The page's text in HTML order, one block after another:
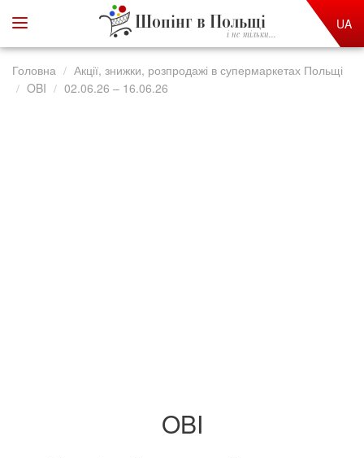
Шопінг в Польщі
і не тільки...
UA
Головна
Акції, знижки, розпродажі в супермаркетах Польщі
OBI
02.06.26 – 16.06.26
OBI